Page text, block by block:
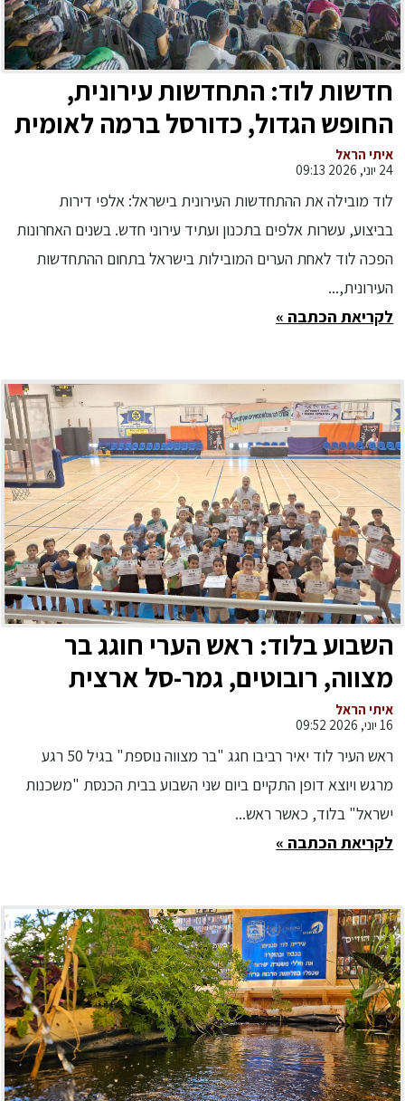
חדשות לוד: התחדשות עירונית,
החופש הגדול, כדורסל ברמה לאומית
ואליפות בטניס שולחן
איתי הראל
24 יוני, 2026 09:13
לוד מובילה את ההתחדשות העירונית בישראל: אלפי דירות
בביצוע, עשרות אלפים בתכנון ועתיד עירוני חדש. בשנים האחרונות
הפכה לוד לאחת הערים המובילות בישראל בתחום ההתחדשות
העירונית,...
לקריאת הכתבה »
השבוע בלוד: ראש הערי חוגג בר
מצווה, רובוטים, גמר-סל ארצית
לנשים וריצה לזכרו של דני גונן הי"ד
איתי הראל
16 יוני, 2026 09:52
ראש העיר לוד יאיר רביבו חגג "בר מצווה נוספת" בגיל 50 רגע
מרגש ויוצא דופן התקיים ביום שני השבוע בבית הכנסת "משכנות
ישראל" בלוד, כאשר ראש...
לקריאת הכתבה »